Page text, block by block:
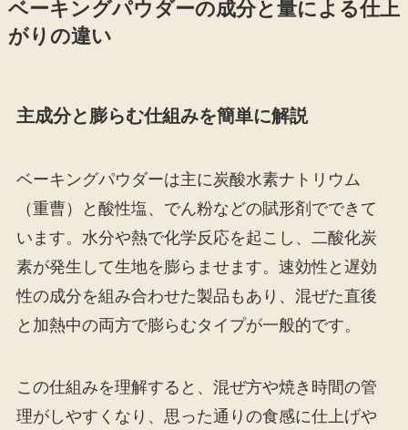
ベーキングパウダーの成分と量による仕上
がりの違い
主成分と膨らむ仕組みを簡単に解説
ベーキングパウダーは主に炭酸水素ナトリウム
（重曹）と酸性塩、でん粉などの賦形剤でできて
います。水分や熱で化学反応を起こし、二酸化炭
素が発生して生地を膨らませます。速効性と遅効
性の成分を組み合わせた製品もあり、混ぜた直後
と加熱中の両方で膨らむタイプが一般的です。
この仕組みを理解すると、混ぜ方や焼き時間の管
理がしやすくなり、思った通りの食感に仕上げや